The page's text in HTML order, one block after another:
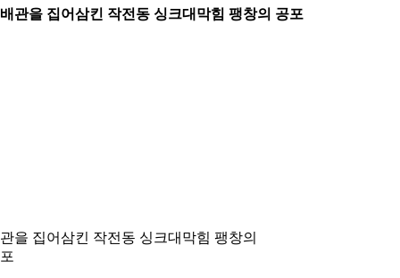
관을 집어삼킨 작전동 싱크대막힘 팽창의 공포
을 집어삼킨 작전동 싱크대막힘 팽창의